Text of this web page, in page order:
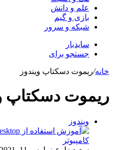
علم و دانش
بازی و گیم
شبکه و سرور
سایدبار
جستجو برای
خانه/ریموت دسکتاپ ویندوز
ریموت دسکتاپ
ویندوز